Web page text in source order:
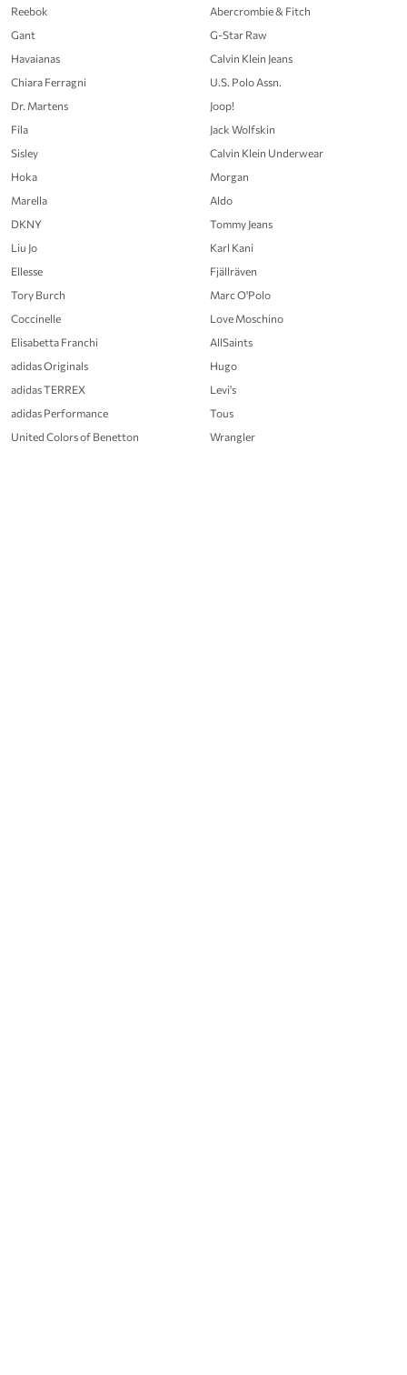
Reebok
Gant
Havaianas
Chiara Ferragni
Dr. Martens
Fila
Sisley
Hoka
Marella
DKNY
Liu Jo
Ellesse
Tory Burch
Coccinelle
Elisabetta Franchi
adidas Originals
adidas TERREX
adidas Performance
United Colors of Benetton
Abercrombie & Fitch
G-Star Raw
Calvin Klein Jeans
U.S. Polo Assn.
Joop!
Jack Wolfskin
Calvin Klein Underwear
Morgan
Aldo
Tommy Jeans
Karl Kani
Fjällräven
Marc O'Polo
Love Moschino
AllSaints
Hugo
Levi's
Tous
Wrangler